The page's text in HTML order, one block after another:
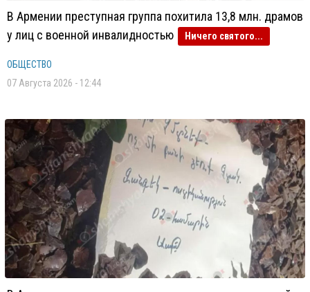
В Армении преступная группа похитила 13,8 млн. драмов
у лиц с военной инвалидностью
Ничего святого...
ОБЩЕСТВО
07 Августа 2026 - 12:44